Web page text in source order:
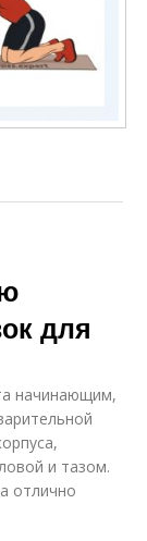
для
начинающим,
и тазом.
отлично